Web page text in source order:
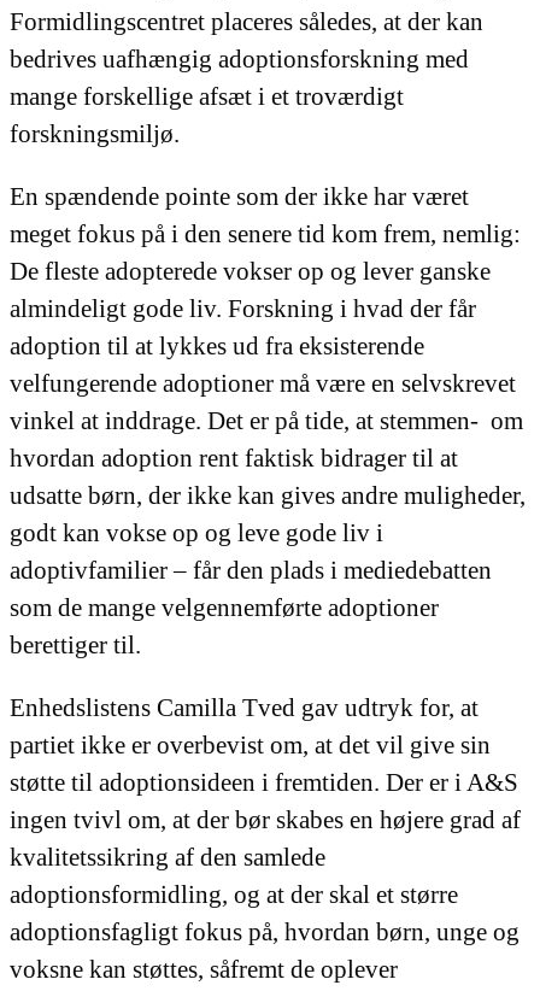
Formidlingscentret placeres således, at der kan
bedrives uafhængig adoptionsforskning med
mange forskellige afsæt i et troværdigt
forskningsmiljø.
En spændende pointe som der ikke har været
meget fokus på i den senere tid kom frem, nemlig:
De fleste adopterede vokser op og lever ganske
almindeligt gode liv. Forskning i hvad der får
adoption til at lykkes ud fra eksisterende
velfungerende adoptioner må være en selvskrevet
vinkel at inddrage. Det er på tide, at stemmen- om
hvordan adoption rent faktisk bidrager til at
udsatte børn, der ikke kan gives andre muligheder,
godt kan vokse op og leve gode liv i
adoptivfamilier – får den plads i mediedebatten
som de mange velgennemførte adoptioner
berettiger til.
Enhedslistens Camilla Tved gav udtryk for, at
partiet ikke er overbevist om, at det vil give sin
støtte til adoptionsideen i fremtiden. Der er i A&S
ingen tvivl om, at der bør skabes en højere grad af
kvalitetssikring af den samlede
adoptionsformidling, og at der skal et større
adoptionsfagligt fokus på, hvordan børn, unge og
voksne kan støttes, såfremt de oplever